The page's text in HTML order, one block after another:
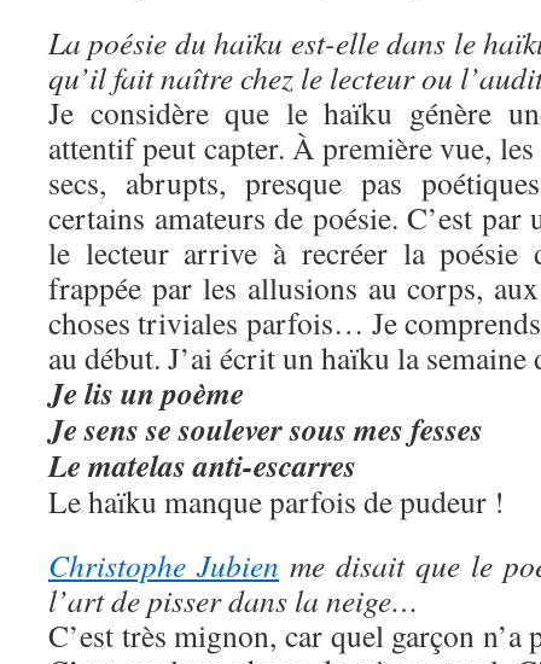
La poésie du haïku est-elle dans le
qu’il fait naître chez le lecteur ou
Je considère que le haïku génère
attentif peut capter. À première vue,
secs, abrupts, presque pas
certains amateurs de poésie. C’est par
le lecteur arrive à recréer la poésie
frappée par les allusions au corps,
choses triviales parfois… Je
au début. J’ai écrit un haïku la
Je lis un poème
Je sensse souleversous mes fesses
Le matelas anti-escarres
Le haïku manque parfois de pudeur !
Christophe Jubien me disait que le
l’art de pisser dans la neige…
C’est très mignon, car quel garçon n’a